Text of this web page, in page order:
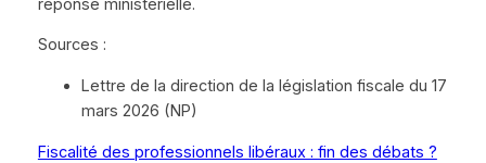
réponse ministérielle.
Sources :
Lettre de la direction de la législation fiscale du 17
mars 2026 (NP)
Fiscalité des professionnels libéraux : fin des débats ?